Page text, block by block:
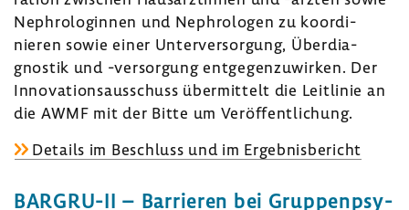
Nephro­lo­ginnen und Nephro­logen zu koor­di­
nieren sowie einer Unter­ver­sor­gung, Über­dia­
gnostik und -​versorgung entge­gen­zu­wirken. Der
Inno­va­ti­ons­aus­schuss über­mit­telt die Leit­linie an
die AWMF mit der Bitte um Veröf­fent­li­chung.
Details im Beschluss und im Ergeb­nis­be­richt
BARGRU-​II – Barrieren bei Grup­pen­psy­